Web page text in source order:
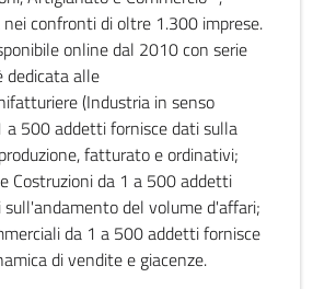
nei confronti di oltre 1.300 imprese.
online dal 2010 con serie
dedicata alle
(Industria in senso
a 500 addetti fornisce dati sulla
fatturato e ordinativi;
Costruzioni da 1 a 500 addetti
del volume d'affari;
da 1 a 500 addetti fornisce
di vendite e giacenze.